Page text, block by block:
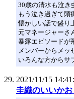
30歳の清水も泣き
もう泣き過ぎて頭
懐かしい話で盛り
元マネージャーさ
暴露エピソードが
メンバーからメッ
いろんな方からサ
2021/11/15
圭織のいいかお